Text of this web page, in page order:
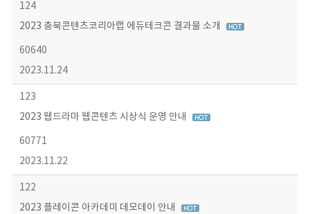
124
2023 충북콘텐츠코리아랩 에듀테크콘 결과물 소개
60640
2023.11.24
123
2023 웹드라마 웹콘텐츠 시상식 운영 안내
60771
2023.11.22
122
2023 플레이콘 아카데미 데모데이 안내